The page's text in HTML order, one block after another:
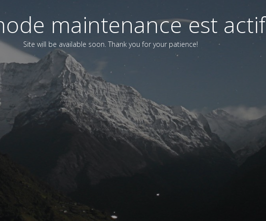
maintenance est actif
Site will be available soon. Thank you for your patience!